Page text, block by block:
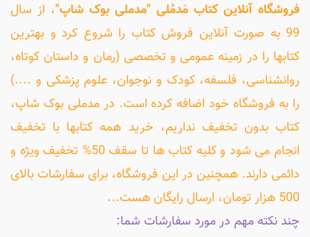
فروشگاه آنلاین کتاب مَدمُلی "مدملی بوک شاپ"، از سال
99 به صورت آنلاین فروش کتاب را شروع کرد و بهترین
کتابها را در زمینه عمومی و تخصصی (رمان و داستان کوتاه،
روانشناسی، فلسفه، کودک و نوجوان، علوم پزشکی و ....)
را به فروشگاه خود اضافه کرده است. در مدملی بوک شاپ،
کتاب بدون تخفیف نداریم، خرید همه کتابها با تخفیف
انجام می شود و کلیه کتاب ها تا سقف 50% تخفیف ویژه و
دائمی دارند. همچنین در این فروشگاه، برای سفارشات بالای
500 هزار تومان، ارسال رایگان هست...
چند نکته مهم در مورد سفارشات شما: